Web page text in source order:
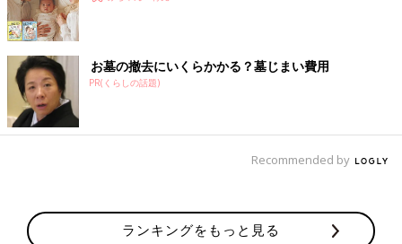
お墓の撤去にいくらかかる？墓じまい費用
PR(くらしの話題)
Recommended by
ランキングをもっと見る